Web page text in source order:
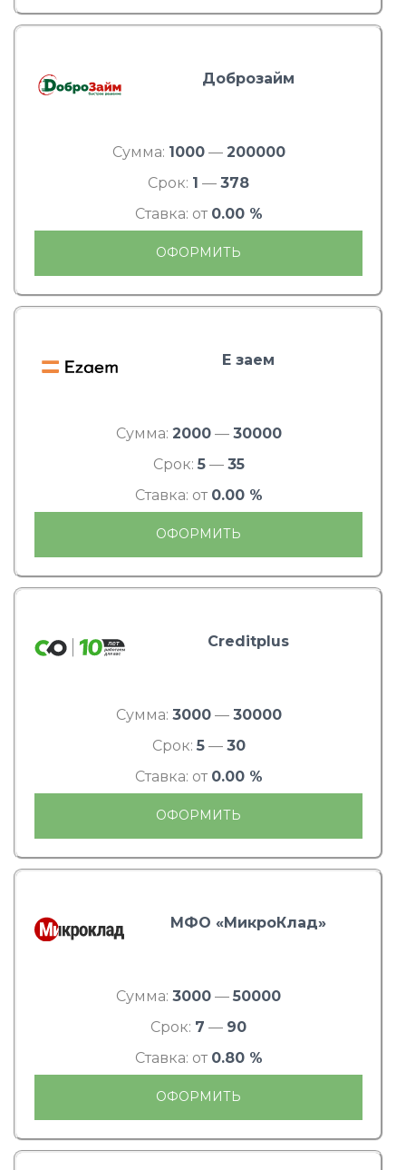
Доброзайм
Сумма: 1000— 200000
Срок: 1 — 378
Ставка: от 0.00 %
ОФОРМИТЬ
Е заем
Сумма: 2000— 30000
Срок: 5— 35
Ставка: от 0.00 %
ОФОРМИТЬ
Creditplus
Сумма: 3000— 30000
Срок: 5— 30
Ставка: от 0.00 %
ОФОРМИТЬ
МФО «МикроКлад»
Сумма: 3000 — 50000
Срок: 7 — 90
Ставка: от 0.80 %
ОФОРМИТЬ